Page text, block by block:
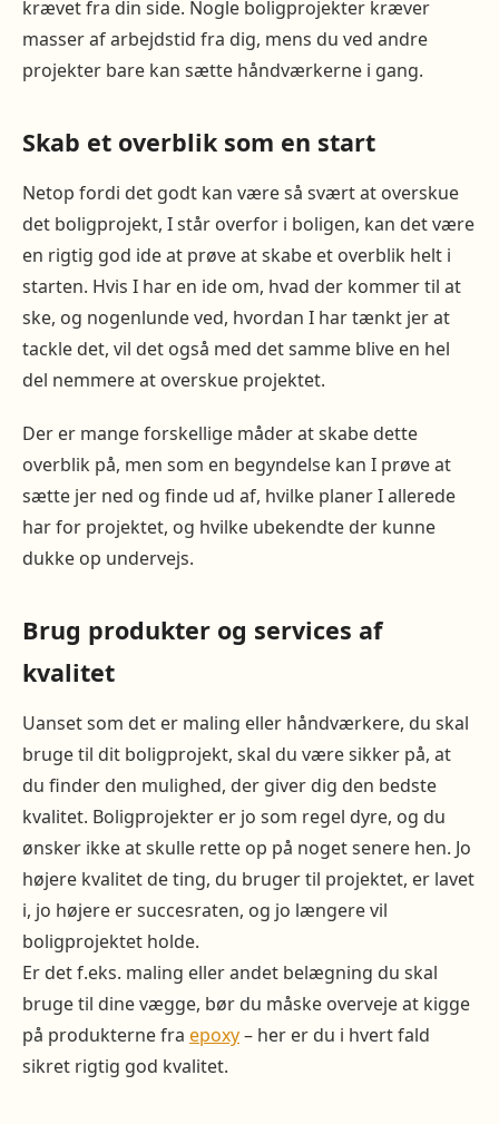
krævet fra din side. Nogle boligprojekter kræver
masser af arbejdstid fra dig, mens du ved andre
projekter bare kan sætte håndværkerne i gang.
Skab et overblik som en start
Netop fordi det godt kan være så svært at overskue
det boligprojekt, I står overfor i boligen, kan det være
en rigtig god ide at prøve at skabe et overblik helt i
starten. Hvis I har en ide om, hvad der kommer til at
ske, og nogenlunde ved, hvordan I har tænkt jer at
tackle det, vil det også med det samme blive en hel
del nemmere at overskue projektet.
Der er mange forskellige måder at skabe dette
overblik på, men som en begyndelse kan I prøve at
sætte jer ned og finde ud af, hvilke planer I allerede
har for projektet, og hvilke ubekendte der kunne
dukke op undervejs.
Brug produkter og services af
kvalitet
Uanset som det er maling eller håndværkere, du skal
bruge til dit boligprojekt, skal du være sikker på, at
du finder den mulighed, der giver dig den bedste
kvalitet. Boligprojekter er jo som regel dyre, og du
ønsker ikke at skulle rette op på noget senere hen. Jo
højere kvalitet de ting, du bruger til projektet, er lavet
i, jo højere er succesraten, og jo længere vil
boligprojektet holde.
Er det f.eks. maling eller andet belægning du skal
bruge til dine vægge, bør du måske overveje at kigge
på produkterne fra epoxy– her er du i hvert fald
sikret rigtig god kvalitet.